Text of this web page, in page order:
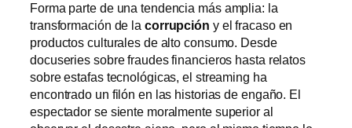
Forma parte de una tendencia más amplia: la
transformación de la corrupción y el fracaso en
productos culturales de alto consumo. Desde
docuseries sobre fraudes financieros hasta relatos
sobre estafas tecnológicas, el streaming ha
encontrado un filón en las historias de engaño. El
espectador se siente moralmente superior al